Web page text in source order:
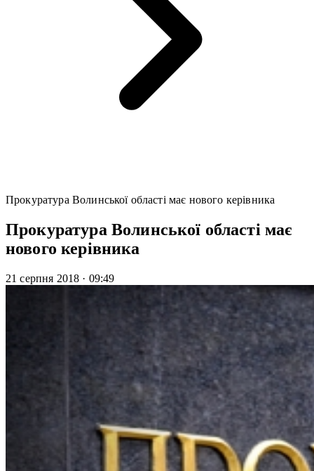
Прокуратура Волинської області має нового керівника
Прокуратура Волинської області має
нового керівника
21 серпня 2018 · 09:49